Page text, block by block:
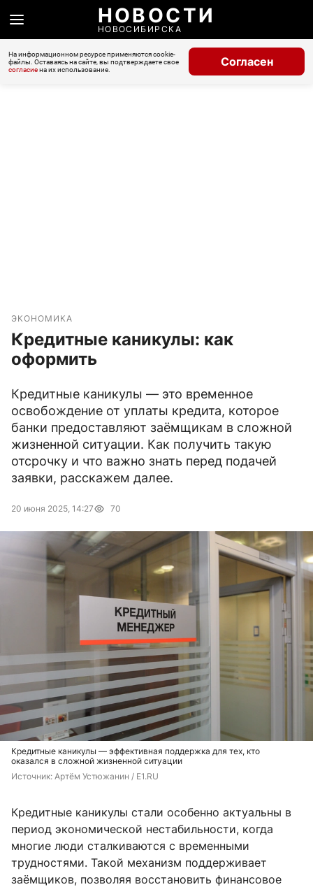
НОВОСТИ
НОВОСИБИРСКА
На информационном ресурсе применяются cookie-
файлы. Оставаясь на сайте, вы подтверждаете свое
согласиена их использование.
Согласен
ЭКОНОМИКА
Кредитные каникулы: как
оформить
Кредитные каникулы — это временное
освобождение от уплаты кредита, которое
банки предоставляют заёмщикам в сложной
жизненной ситуации. Как получить такую
отсрочку и что важно знать перед подачей
заявки, расскажем далее.
20 июня 2025, 14:27 70
Кредитные каникулы — эффективная поддержка для тех, кто
оказался в сложной жизненной ситуации
Источник: Артём Устюжанин / E1.RU
Кредитные каникулы стали особенно актуальны в
период экономической нестабильности, когда
многие люди сталкиваются с временными
трудностями. Такой механизм поддерживает
заёмщиков, позволяя восстановить финансовое